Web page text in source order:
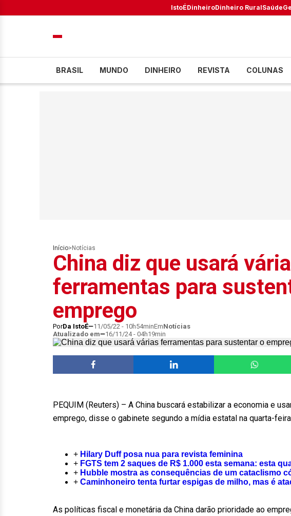
IstoÉDinheiroDinheiro RuralSaúde
BRASIL MUNDO DINHEIRO REVISTA COLUNAS
Início> Notícias
China diz que usará
ferramentas para
emprego
PorDa IstoÉ 11/05/22 - 10h54minEmNotícias
Atualizado em
16/11/24 - 04h19min
PEQUIM (Reuters) – A China buscará estabilizar a economia e
emprego, disse o gabinete segundo a mídia estatal na quarta-
+ Hilary Duff posa nua para revista feminina
+ FGTS tem 2 saques de R$ 1.000 esta semana: esta
+ Hubble mostra as consequências de um cataclismo
+ Caminhoneiro tenta furtar espigas de milho, mas é
As políticas fiscal e monetária da China darão prioridade ao